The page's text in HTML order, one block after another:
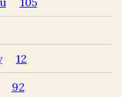
12
92